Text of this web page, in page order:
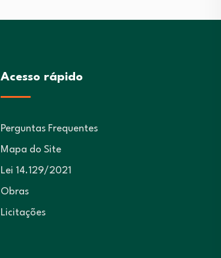
Acesso rápido
Perguntas Frequentes
Mapa do Site
Lei 14.129/2021
Obras
Licitações